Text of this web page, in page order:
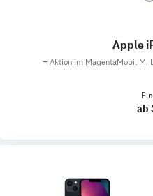
Apple
+ Aktion im MagentaMobil M,
ab